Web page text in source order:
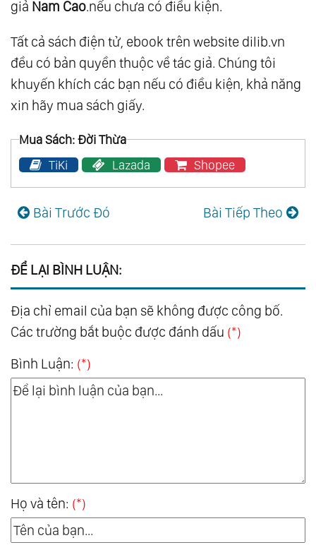
giả Nam Cao.nếu chưa có điều kiện.
Tất cả sách điện tử, ebook trên website dilib.vn
đều có bản quyền thuộc về tác giả. Chúng tôi
khuyến khích các bạn nếu có điều kiện, khả năng
xin hãy mua sách giấy.
Mua Sách: Đời Thừa
TiKi
Lazada Shopee
Bài Trước Đó Bài Tiếp Theo
ĐỂ LẠI BÌNH LUẬN:
Địa chỉ email của bạn sẽ không được công bố.
Các trường bắt buộc được đánh dấu (*)
Bình Luận: (*)
Họ và tên: (*)